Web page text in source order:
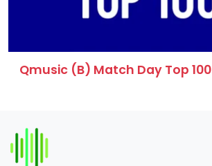
Qmusic (B) Match Day Top 100